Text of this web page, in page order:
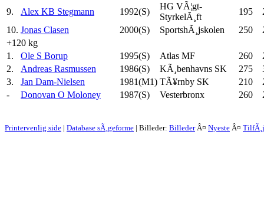
9.
Alex KB Stegmann 1992(S)
HG VÃ¦gt-
StyrkelÃ¸ft
195
10. Jonas Clasen 2000(S) SportshÃ¸jskolen 250
+120 kg
1.
Ole S Borup 1995(S) Atlas MF 260
2.
Andreas Rasmussen 1986(S) KÃ¸benhavns SK 275
3.
Jan Dam-Nielsen 1981(M1) TÃ¥rnby SK 210
-
Donovan O Moloney 1987(S) Vesterbronx 260
Printervenlig side | Database sÃ¸geforme | Billeder: BillederÂ¤ Nyeste Â¤ TilfÃ¸j